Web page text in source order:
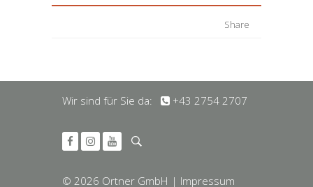
Share
Wir sind für Sie da: +43 2754 2707
© 2026 Ortner GmbH | Impressum